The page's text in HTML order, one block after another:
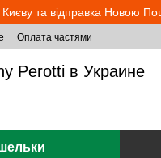
та відправка Новою
Оплата частями
Perotti в Украине